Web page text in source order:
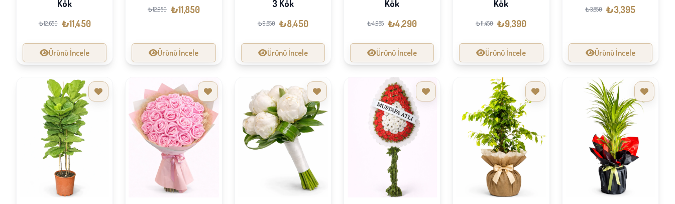
Kök
₺12,650 ₺11,450
Ürünü İncele
₺12,950 ₺11,850
Ürünü İncele
3 Kök
₺9,850 ₺8,450
Ürünü İncele
Kök
₺4,985 ₺4,290
Ürünü İncele
Kök
₺11,450 ₺9,390
Ürünü İncele
₺3,850 ₺3,395
Ürünü İncele